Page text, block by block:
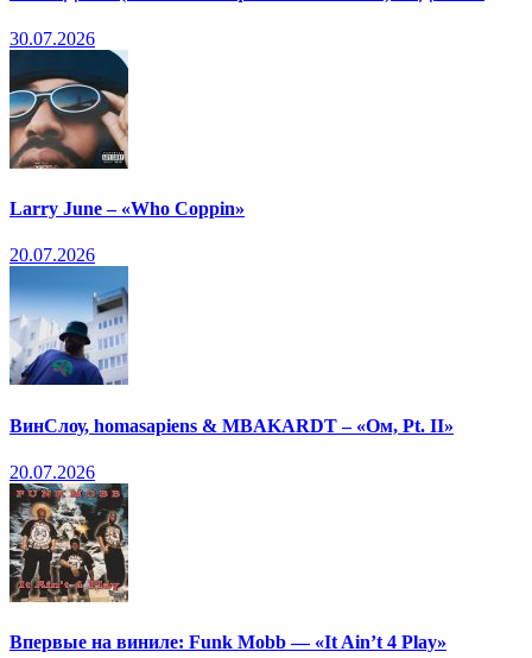
30.07.2026
Larry June – «Who Coppin»
20.07.2026
ВинСлоу, homasapiens & MBAKARDT – «Ом, Pt. II»
20.07.2026
Впервые на виниле: Funk Mobb — «It Ain’t 4 Play»